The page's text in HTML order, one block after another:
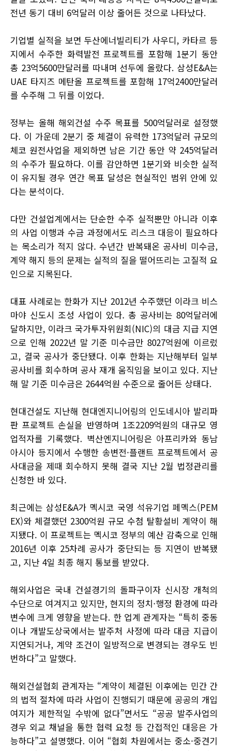
전년 동기 대비 6억달러 이상 줄어든 것으로 나타났다.
기업별 실적을 보면 두산에너빌리티가 사우디, 카타르 등
지에서 수주한 화력발전 프로젝트를 포함해 1분기 동안
총 23억5600만달러를 따내며 선두에 올랐다. 삼성E&A는
UAE 타지즈 메탄올 프로젝트를 포함해 17억2400만달러
를 수주해 그 뒤를 이었다.
정부는 올해 해외건설 수주 목표를 500억달러로 설정했
다. 이 가운데 2분기 중 체결이 유력한 173억달러 규모의
체코 원전사업을 제외하면 남은 기간 동안 약 245억달러
의 수주가 필요하다. 이를 감안하면 1분기와 비슷한 실적
이 유지될 경우 연간 목표 달성은 현실적인 범위 안에 있
다는 분석이다.
다만 건설업계에서는 단순한 수주 실적뿐만 아니라 이후
의 사업 이행과 수금 과정에서도 리스크 대응이 필요하다
는 목소리가 적지 않다. 수년간 반복돼온 공사비 미수금,
계약 해지 등의 문제는 실적의 질을 떨어뜨리는 고질적 요
인으로 지목된다.
대표 사례로는 한화가 지난 2012년 수주했던 이라크 비스
마야 신도시 조성 사업이 있다. 총 공사비는 80억달러에
달하지만, 이라크 국가투자위원회(NIC)의 대금 지급 지연
으로 인해 2022년 말 기준 미수금만 8027억원에 이르렀
고, 결국 공사가 중단됐다. 이후 한화는 지난해부터 일부
공사비를 회수하며 공사 재개 움직임을 보이고 있다. 지난
해 말 기준 미수금은 2644억원 수준으로 줄어든 상태다.
현대건설도 지난해 현대엔지니어링의 인도네시아 발리파
판 프로젝트 손실을 반영하며 1조2209억원의 대규모 영
업적자를 기록했다. 벽산엔지니어링은 아프리카와 동남
아시아 등지에서 수행한 송변전·플랜트 프로젝트에서 공
사대금을 제때 회수하지 못해 결국 지난 2월 법정관리를
신청한 바 있다.
최근에는 삼성E&A가 멕시코 국영 석유기업 페멕스(PEM
EX)와 체결했던 2300억원 규모 수첨 탈황설비 계약이 해
지됐다. 이 프로젝트는 멕시코 정부의 예산 감축으로 인해
2016년 이후 25차례 공사가 중단되는 등 지연이 반복됐
고, 지난 4일 최종 해지 통보를 받았다.
해외사업은 국내 건설경기의 돌파구이자 신시장 개척의
수단으로 여겨지고 있지만, 현지의 정치·행정 환경에 따라
변수에 크게 영향을 받는다. 한 업계 관계자는 “특히 중동
이나 개발도상국에서는 발주처 사정에 따라 대금 지급이
지연되거나, 계약 조건이 일방적으로 변경되는 경우도 빈
번하다”고 말했다.
해외건설협회 관계자는 “계약이 체결된 이후에는 민간 간
의 법적 절차에 따라 사업이 진행되기 때문에 공공의 개입
여지가 제한적일 수밖에 없다”면서도 “공공 발주사업의
경우 외교 채널을 통한 협력 요청 등 간접적인 대응은 가
능하다”고 설명했다. 이어 “협회 차원에서는 중소·중견기